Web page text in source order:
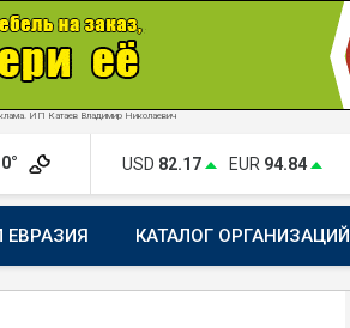
ИП Катаев Владимир Николаевич
USD 82.17 EUR 94.84
ЕВРАЗИЯ КАТАЛОГ ОРГАНИЗАЦИЙ